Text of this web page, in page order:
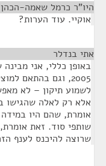
היו"ר כרמל שאמה-הכהן
אוקיי. עוד הערות?
אתי בנדלר
באופן כללי, אני
2005, וגם בהתאם
לשמוע תיקון – לא
אלא רק לאלה שהגישו
אומרת, שהם היו
שותפי סוד. זאת
שרוצה להיכנס לענף